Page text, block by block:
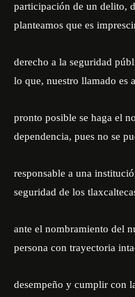
participación de un delito,
planteamos que es
derecho a la seguridad
lo que, nuestro llamado es
pronto posible se haga el
dependencia, pues no se
responsable a una
seguridad de los
ante el nombramiento del
persona con trayectoria
desempeño y cumplir con